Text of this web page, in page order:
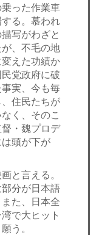
った作業車
る。慕われ
写がわざと
、不毛の地
えた功績か
党政府に破
実、今も毎
住民たちが
く、そのこ
・魏プロデ
頭が下が
と言える。
分が日本語
た、日本全
で大ヒット
う。